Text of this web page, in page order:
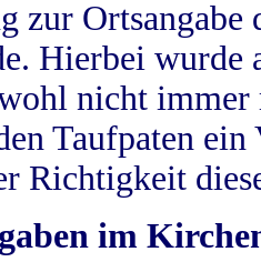
zur
Hierbei wurde
nicht
Taufpaten
Richtigkeit
im